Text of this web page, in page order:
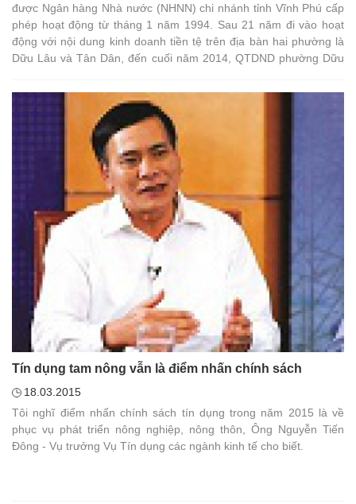
được Ngân hàng Nhà nước (NHNN) chi nhánh tỉnh Vĩnh Phú cấp
phép hoạt động từ tháng 1 năm 1994. Sau 21 năm đi vào hoạt
động với nội dung kinh doanh tiền tệ trên địa bàn hai phường là
Dữu Lâu và Tân Dân, đến cuối năm 2014, QTDND phường Dữu
phường.
Tín dụng tam nông vẫn là điểm nhấn chính sách
18.03.2015
Tôi nghĩ điểm nhấn chính sách tín dụng trong năm 2015 là về
phục vụ phát triển nông nghiệp, nông thôn, Ông Nguyễn Tiến
Đông - Vụ trưởng Vụ Tín dụng các ngành kinh tế cho biết.